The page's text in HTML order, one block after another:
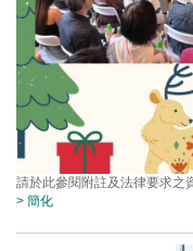
請於此參閱附註及法律要求之
> 簡化